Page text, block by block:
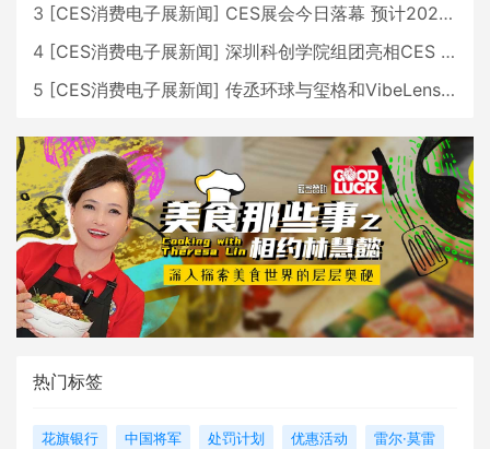
3 [CES消费电子展新闻] CES展会今日落幕 预计2026行业收入将超五千亿美元
4 [CES消费电子展新闻] 深圳科创学院组团亮相CES 广受好评
5 [CES消费电子展新闻] 传丞环球与玺格和VibeLens共同推出全新耳机
热门标签
花旗银行 中国将军 处罚计划 优惠活动
雷尔·莫雷